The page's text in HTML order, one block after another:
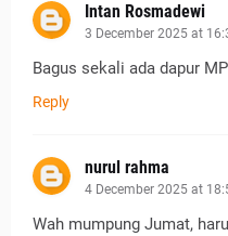
Intan Rosmadewi
3 December 2025 at
Bagus sekali ada dapur
Reply
nurul rahma
4 December 2025 at
Wah mumpung Jumat,